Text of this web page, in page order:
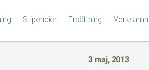
Stipendier Ersättning
3 maj, 2013